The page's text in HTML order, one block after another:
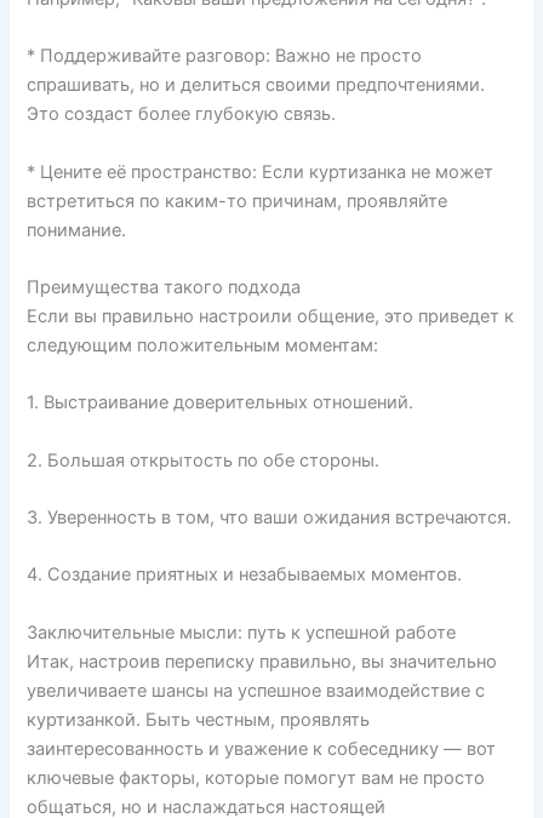
* Поддерживайте разговор: Важно не просто
спрашивать, но и делиться своими предпочтениями.
Это создаст более глубокую связь.
* Цените её пространство: Если куртизанка не может
встретиться по каким-то причинам, проявляйте
понимание.
Преимущества такого подхода
Если вы правильно настроили общение, это приведет к
следующим положительным моментам:
1. Выстраивание доверительных отношений.
2. Большая открытость по обе стороны.
3. Уверенность в том, что ваши ожидания встречаются.
4. Создание приятных и незабываемых моментов.
Заключительные мысли: путь к успешной работе
Итак, настроив переписку правильно, вы значительно
увеличиваете шансы на успешное взаимодействие с
куртизанкой. Быть честным, проявлять
заинтересованность и уважение к собеседнику — вот
ключевые факторы, которые помогут вам не просто
общаться, но и наслаждаться настоящей